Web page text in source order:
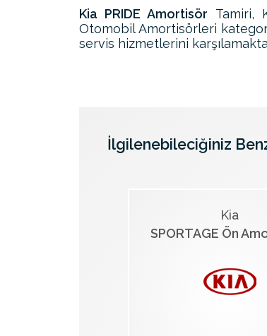
Kia PRIDE Amortisör Tamiri,
Otomobil Amortisörleri
servis hizmetlerini
İlgilenebileciğiniz
Kia
SPORTAGE Ön